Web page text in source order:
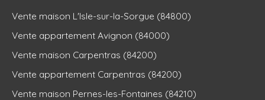
Vente maison L'Isle-sur-la-Sorgue (84800)
Vente appartement Avignon (84000)
Vente maison Carpentras (84200)
Vente appartement Carpentras (84200)
Vente maison Pernes-les-Fontaines (84210)